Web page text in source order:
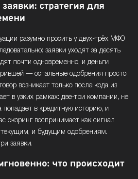
стратегия для
разумно просить у двух-трёх МФО
заявки уходят за десять
почти одновременно, и деньги
— остальные одобрения просто
возникает только после кода из
в узких рамках: две-три компании, не
попадает в кредитную историю, и
скоринг воспринимает как сигнал
и будущим одобрениям.
заявки.
что происходит